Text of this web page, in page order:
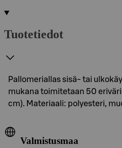
Tuotetiedot
Pallomeriallas sisä- tai
mukana toimitetaan 50
cm). Materiaali: polyesteri,
Valmistusmaa